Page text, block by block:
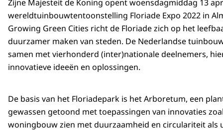
Zijne Majesteit de Koning opent woensdagmiddag 13
wereldtuinbouwtentoonstelling Floriade Expo 2022 in
Growing Green Cities richt de Floriade zich op het
duurzamer maken van steden. De Nederlandse
samen met vierhonderd (inter)nationale deelnemers,
innovatieve ideeën en oplossingen.
De basis van het Floriadepark is het Arboretum, een
gewassen getoond met toepassingen van innovaties
woningbouw zien met duurzaamheid en circulariteit